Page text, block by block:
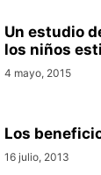
Un estudio
los niños
4 mayo, 2015
Los
16 julio, 2013